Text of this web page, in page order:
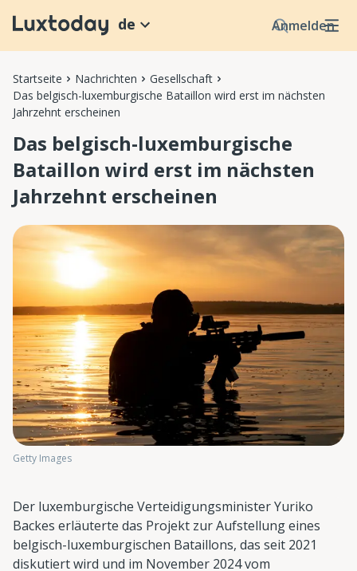
Anmelden
de
Startseite Nachrichten
Gesellschaft
Das belgisch-luxemburgische Bataillon wird erst im nächsten
Jahrzehnt erscheinen
Das belgisch-luxemburgische
Bataillon wird erst im nächsten
Jahrzehnt erscheinen
Getty Images
Der luxemburgische Verteidigungsminister Yuriko
Backes erläuterte das Projekt zur Aufstellung eines
belgisch-luxemburgischen Bataillons, das seit 2021
diskutiert wird und im November 2024 vom